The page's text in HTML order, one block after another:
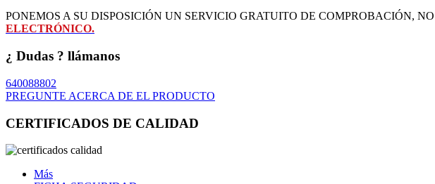
PONEMOS A SU DISPOSICIÓN UN SERVICIO GRATUITO DE COMPROBACIÓN,
ELECTRÓNICO.
¿ Dudas ? llámanos
640088802
PREGUNTE ACERCA DE EL PRODUCTO
CERTIFICADOS DE CALIDAD
Más